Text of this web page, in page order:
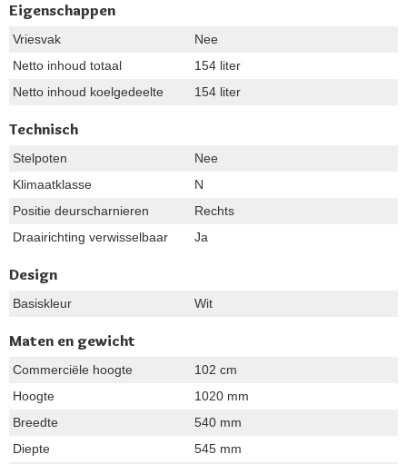
Eigenschappen
Vriesvak
Nee
Netto inhoud totaal
154 liter
Netto inhoud koelgedeelte
154 liter
Technisch
Stelpoten
Nee
Klimaatklasse
N
Positie deurscharnieren
Rechts
Draairichting verwisselbaar
Ja
Design
Basiskleur Wit
Maten en gewicht
Commerciële hoogte
102 cm
Hoogte
1020 mm
Breedte
540 mm
Diepte
545 mm